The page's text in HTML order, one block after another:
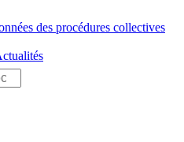
des procédures collectives